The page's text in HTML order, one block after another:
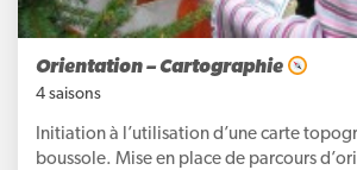
Orientation – Cartographie
4 saisons
Initiation à l’utilisation d’une carte
boussole. Mise en place de parcours